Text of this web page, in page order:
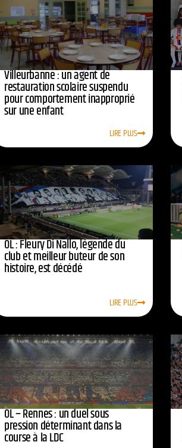
Villeurbanne : un agent de
restauration scolaire suspendu
pour comportement inapproprié
sur une enfant
LIRE PLUS
OL : Fleury Di Nallo, légende du
club et meilleur buteur de son
histoire, est décédé
LIRE PLUS
OL – Rennes : un duel sous
pression déterminant dans la
course à la LDC